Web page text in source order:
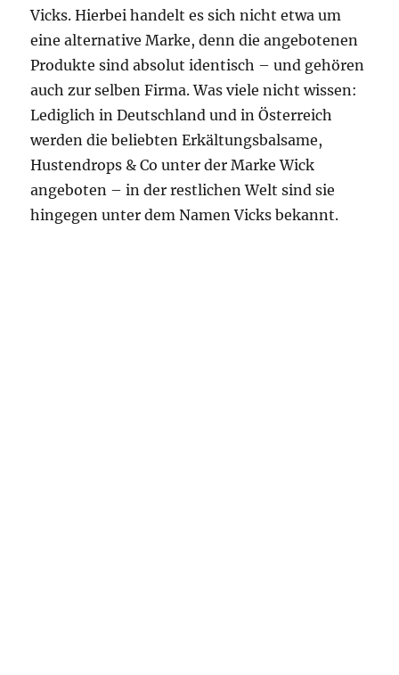
Vicks. Hierbei handelt es sich nicht etwa um
eine alternative Marke, denn die angebotenen
Produkte sind absolut identisch – und gehören
auch zur selben Firma. Was viele nicht wissen:
Lediglich in Deutschland und in Österreich
werden die beliebten Erkältungsbalsame,
Hustendrops & Co unter der Marke Wick
angeboten – in der restlichen Welt sind sie
hingegen unter dem Namen Vicks bekannt.